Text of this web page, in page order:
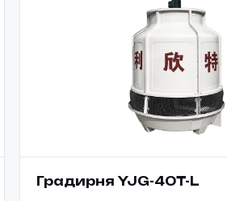
Градирня YJG-40T-L